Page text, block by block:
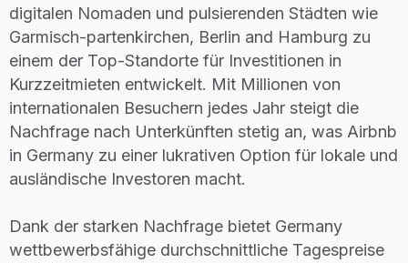
digitalen Nomaden und pulsierenden Städten wie
Garmisch-partenkirchen, Berlin and Hamburg zu
einem der Top-Standorte für Investitionen in
Kurzzeitmieten entwickelt. Mit Millionen von
internationalen Besuchern jedes Jahr steigt die
Nachfrage nach Unterkünften stetig an, was Airbnb
in Germany zu einer lukrativen Option für lokale und
ausländische Investoren macht.
Dank der starken Nachfrage bietet Germany
wettbewerbsfähige durchschnittliche Tagespreise